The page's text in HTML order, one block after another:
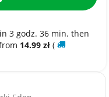
3 godz. 36 min. then
14.99 zł (